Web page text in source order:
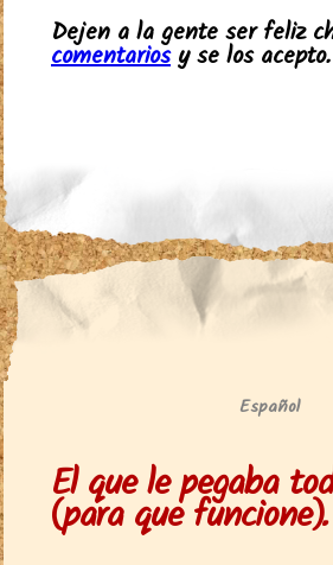
Dejen a la gente ser feliz
comentariosy se los acepto.
Español
El que le pegaba
(para que funcione).